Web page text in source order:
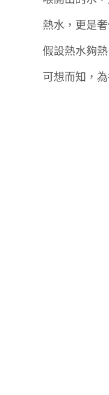
熱水，更是
假設熱水夠
可想而知，